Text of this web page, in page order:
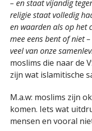
– en staat vijandig
religie staat volledig
en waarden als op het
mee eens bent of niet
veel van onze
moslims die naar de
zijn wat islamitische
M.a.w: moslims zijn
komen. Iets wat
mensen en vooral